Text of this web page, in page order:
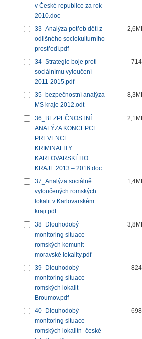
v České republice za rok
2010.doc
33_Analýza potřeb dětí z
odlišného sociokulturního
prostředí.pdf
34_Strategie boje proti
sociálnímu vyloučení
2011-2015.pdf
35_bezpečnostní analýza
MS kraje 2012.odt
36_BEZPEČNOSTNÍ
ANALÝZA KONCEPCE
PREVENCE
KRIMINALITY
KARLOVARSKÉHO
KRAJE 2013 – 2016.doc
37_Analýza sociálně
vyloučených romských
lokalit v Karlovarském
kraji.pdf
38_Dlouhodobý
monitoring situace
romských komunit-
moravské lokality.pdf
39_Dlouhodobý
monitoring situace
romských lokalit-
Broumov.pdf
40_Dlouhodobý
monitoring situace
romských lokalitn- české